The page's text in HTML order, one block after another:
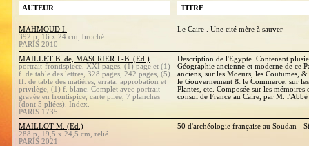
AUTEUR TITRE
MAHMOUD I.
392 p, 16 x 24 cm, broché
PARIS 2010
Le Caire . Une cité mère à sauver
MAILLET B. de, MASCRIER J.-B. (Ed.)
portrait-frontispiece, XXI pages, (1) page et (1)
f. de table des lettres, 328 pages, 242 pages, (5)
ff. de table des matières, errata, approbation et
privilège, (1) f. blanc. Complet avec portrait
gravée en frontispice, carte pliée, 7 planches
(dont 5 pliées). Index.
PARIS 1735
Description de l'Egypte. Contenant
Géographie ancienne et moderne de ce
anciens, sur les Moeurs, les Coutumes,
le Gouvernement & le Commerce, sur
Plantes, etc. Composée sur les
consul de France au Caire, par M.
MAILLOT M. (Ed.)
288 p, 19,5 x 24,5 cm, relié
PARIS 2021
50 d'archéologie française au Soudan -